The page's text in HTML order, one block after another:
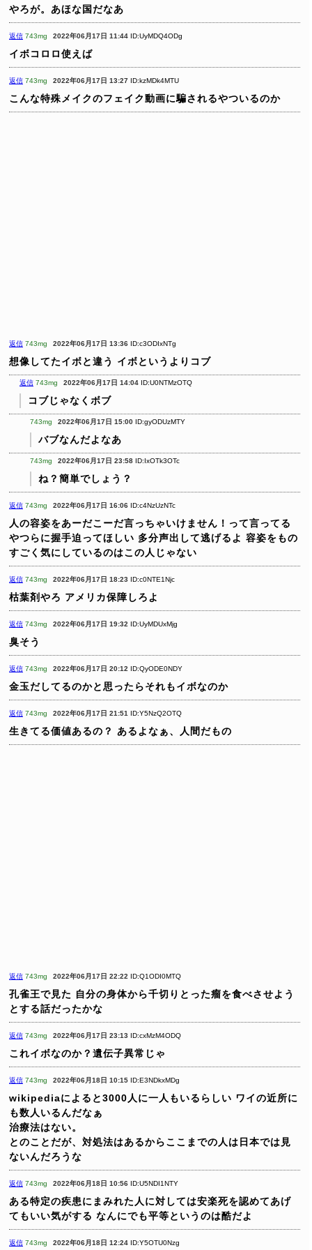
やろが。あほな国だなあ
返信 743mg 2022年06月17日 11:44 ID:UyMDQ4ODg
イボコロロ使えば
返信 743mg 2022年06月17日 13:27 ID:kzMDk4MTU
こんな特殊メイクのフェイク動画に騙されるやついるのか
返信 743mg 2022年06月17日 13:36 ID:c3ODIxNTg
想像してたイボと違う イボというよりコブ
返信 743mg 2022年06月17日 14:04 ID:U0NTMzOTQ
コブじゃなくボブ
743mg 2022年06月17日 15:00 ID:gyODUzMTY
バブなんだよなあ
743mg 2022年06月17日 23:58 ID:IxOTk3OTc
ね？簡単でしょう？
返信 743mg 2022年06月17日 16:06 ID:c4NzUzNTc
人の容姿をあーだこーだ言っちゃいけません！って言ってる
やつらに握手迫ってほしい 多分声出して逃げるよ 容姿をもの
すごく気にしているのはこの人じゃない
返信 743mg 2022年06月17日 18:23 ID:c0NTE1Njc
枯葉剤やろ アメリカ保障しろよ
返信 743mg 2022年06月17日 19:32 ID:UyMDUxMjg
臭そう
返信 743mg 2022年06月17日 20:12 ID:QyODE0NDY
金玉だしてるのかと思ったらそれもイボなのか
返信 743mg 2022年06月17日 21:51 ID:Y5NzQ2OTQ
生きてる価値あるの？ あるよなぁ、人間だもの
返信 743mg 2022年06月17日 22:22 ID:Q1ODI0MTQ
孔雀王で見た 自分の身体から千切りとった瘤を食べさせよう
とする話だったかな
返信 743mg 2022年06月17日 23:13 ID:cxMzM4ODQ
これイボなのか？遺伝子異常じゃ
返信 743mg 2022年06月18日 10:15 ID:E3NDkxMDg
wikipediaによると3000人に一人もいるらしい ワイの近所に
も数人いるんだなぁ
治療法はない。
とのことだが、対処法はあるからここまでの人は日本では見
ないんだろうな
返信 743mg 2022年06月18日 10:56 ID:U5NDI1NTY
ある特定の疾患にまみれた人に対しては安楽死を認めてあげ
てもいい気がする なんにでも平等というのは酷だよ
返信 743mg 2022年06月18日 12:24 ID:Y5OTU0Nzg